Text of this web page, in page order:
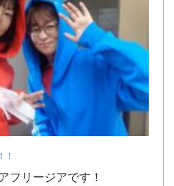
！
フリージアです！